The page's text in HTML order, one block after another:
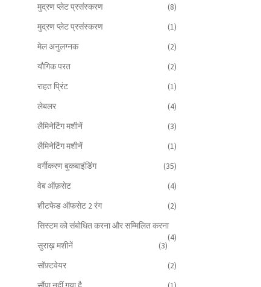
मुद्रण प्लेट प्रसंस्करण
(8)
मुद्रण प्लेट प्रसंस्करण
(1)
मेल अनुलग्नक
(2)
यौगिक परत
(2)
राहत प्रिंट
(1)
लेबलर
(4)
लैमिनेटिंग मशीनें
(3)
लैमिनेटिंग मशीनें
(1)
वर्गीकरण बुकबाइंडिंग
(35)
वेब ऑफ़सेट
(4)
शीटफेड ऑफसेट 2 रंग
(2)
सिस्टम को संबोधित करना और सम्मिलित करना
(4)
सुराख़ मशीनें
(3)
सॉफ़्टवेयर
(2)